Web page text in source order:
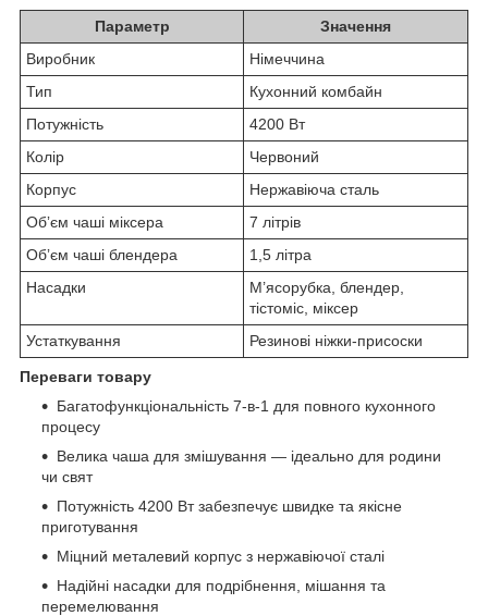
Параметр
Значення
Виробник
Німеччина
Тип
Кухонний комбайн
Потужність
4200 Вт
Колір
Червоний
Корпус
Нержавіюча сталь
Обʼєм чаші міксера
7 літрів
Обʼєм чаші блендера
1,5 літра
Насадки
М’ясорубка, блендер,
тістоміс, міксер
Устаткування
Резинові ніжки-присоски
Переваги товару
Багатофункціональність 7-в-1 для повного кухонного
процесу
Велика чаша для змішування — ідеально для родини
чи свят
Потужність 4200 Вт забезпечує швидке та якісне
приготування
Міцний металевий корпус з нержавіючої сталі
Надійні насадки для подрібнення, мішання та
перемелювання